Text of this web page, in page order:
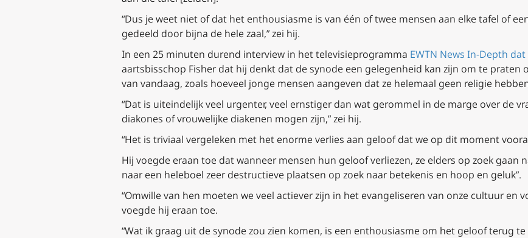
“Dus je weet niet of dat het enthousiasme is van één of twee mensen aan elke tafel of
gedeeld door bijna de hele zaal,” zei hij.
In een 25 minuten durend interview in het televisieprogramma EWTN News In-Depth dat
aartsbisschop Fisher dat hij denkt dat de synode een gelegenheid kan zijn om te praten
van vandaag, zoals hoeveel jonge mensen aangeven dat ze helemaal geen religie
“Dat is uiteindelijk veel urgenter, veel ernstiger dan wat gerommel in de marge over de
diakones of vrouwelijke diakenen mogen zijn,” zei hij.
“Het is triviaal vergeleken met het enorme verlies aan geloof dat we op dit moment
Hij voegde eraan toe dat wanneer mensen hun geloof verliezen, ze elders op zoek gaan
naar een heleboel zeer destructieve plaatsen op zoek naar betekenis en hoop en geluk”.
“Omwille van hen moeten we veel actiever zijn in het evangeliseren van onze cultuur en
voegde hij eraan toe.
“Wat ik graag uit de synode zou zien komen, is een enthousiasme om het geloof terug